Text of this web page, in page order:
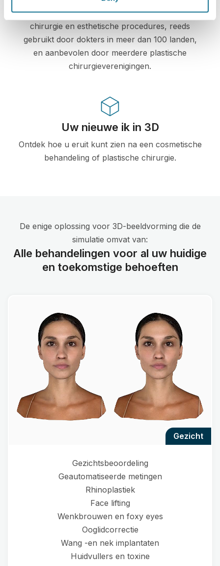
De eerste online 3D simulatie voor plastische
chirurgie en esthetische procedures, reeds
gebruikt door dokters in meer dan 100 landen,
en aanbevolen door meerdere plastische
chirurgieverenigingen.
Uw nieuwe ik in 3D
Ontdek hoe u eruit kunt zien na een cosmetische
behandeling of plastische chirurgie.
De enige oplossing voor 3D-beeldvorming die de
simulatie omvat van:
Alle behandelingen voor al uw huidige
en toekomstige behoeften
gezicht
Gezichtsbeoordeling
Geautomatiseerde metingen
Rhinoplastiek
Face lifting
Wenkbrouwen en foxy eyes
Ooglidcorrectie
Wang -en nek implantaten
Huidvullers en toxine